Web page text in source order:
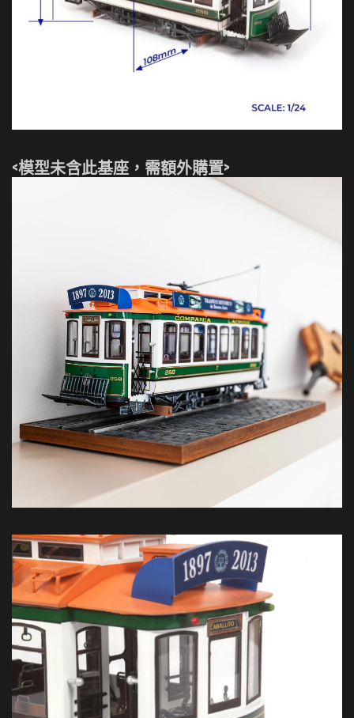
<模型未含此基座，需額外購置>